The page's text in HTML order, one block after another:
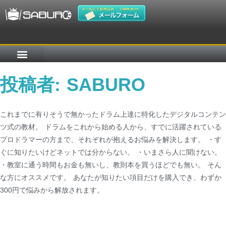
投稿者: SABURO
これまでに有りそうで無かったドラム上達に特化したデジタルコンテン
ツ式の教材。 ドラムをこれから始める人から、すでに活躍されている
プロドラマーの方まで、それぞれが抱えるお悩みを解決します。 ・す
ぐに知りたいけどネットでは分からない。 ・いまさら人に聞けない。
・教室に通う時間もお金も無いし、教則本を買うほどでも無い。 そん
な方にオススメです。 あなたが知りたい項目だけを購入でき、わずか
300円で悩みから解放されます。